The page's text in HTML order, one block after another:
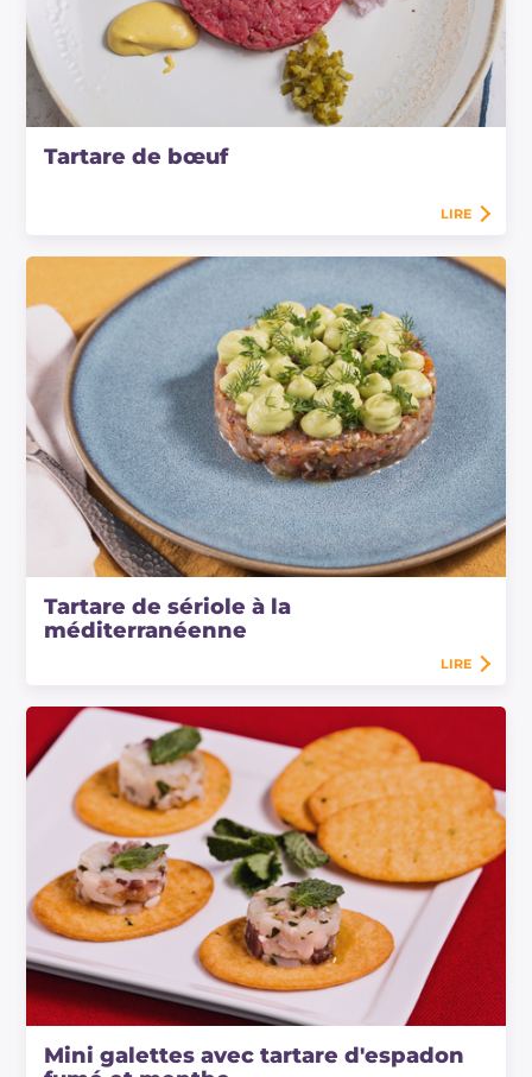
Tartare de bœuf
LIRE
Tartare de sériole à la
méditerranéenne
LIRE
Mini galettes avec tartare d'espadon